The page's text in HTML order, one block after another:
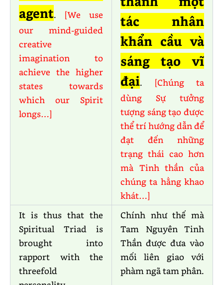
agent. [We use
our mind-guided
creative
imagination to
achieve the higher
states towards
which our Spirit
longs…]
tác nhân
khẩn cầu và
sáng tạo vĩ
đại. [Chúng ta
dùng Sự tưởng
tượng sáng tạo được
thể trí hướng dẫn để
đạt đến những
trạng thái cao hơn
mà Tinh thần của
chúng ta hằng khao
khát…]
It is thus that the
Spiritual Triad is
brought into
rapport with the
threefold
Chính như thế mà
Tam Nguyên Tinh
Thần được đưa vào
mối liên giao với
phàm ngã tam phân.